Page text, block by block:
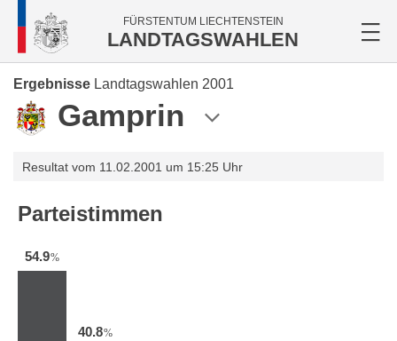
FÜRSTENTUM LIECHTENSTEIN
LANDTAGSWAHLEN
Ergebnisse Landtagswahlen 2001
Gamprin
Resultat vom 11.02.2001 um 15:25 Uhr
Parteistimmen
54.9%
40.8%